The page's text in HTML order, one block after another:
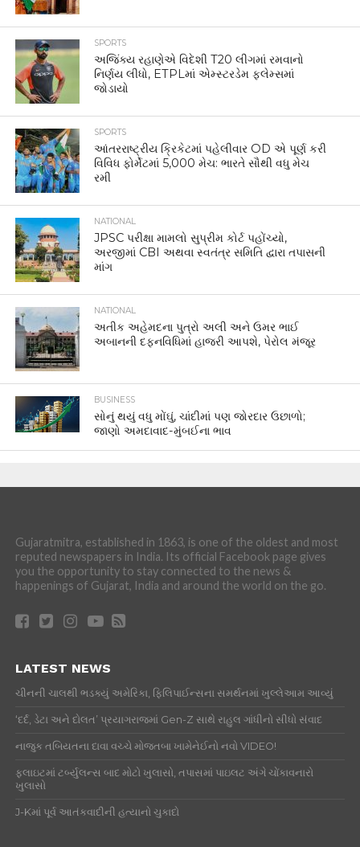
SPORTS
અજિંક્ય રહાણેએ વિદેશી T20 લીગમાં રમવાનો
નિર્ણય લીધો, ETPLમાં એમ્સ્ટરડેમ ફ્લેમ્સમાં
જોડાયો
SPORTS
આંતરરાષ્ટ્રીય ક્રિકેટમાં પહેલીવાર OD એ પૂર્ણ કરી
વિવિધ ફોર્મેટમાં 5,000 મેચ: ભારતે સૌથી વધુ મેચ
રમી
NATIONAL
JPSC પરીક્ષા મામલો સુપ્રીમ કોર્ટ પહોંચ્યો,
અરજીમાં CBI અથવા સ્વતંત્ર સમિતિ દ્વારા તપાસની
માંગ
NATIONAL
અતીક અહેમદના પુત્રો અલી અને ઉમર ભાઈ
અબાનની દફનવિધિમાં હાજરી આપશે, પેરોલ મંજૂર
BUSINESS
સોનું થયું વધુ મોંઘું, ચાંદીમાં પણ જોરદાર ઉછાળો;
જાણો અમદાવાદ-મુંબઈના ભાવ
Gujaratmitra, established in 1863, is one of the oldest and most
reputed newspapers in India. Its official Facebook page gives
you the opportunity to stay connected to the news &
happenings of Gujarat, India and around the world on the go.
LATEST NEWS
ચીનની ચાલથી ભડક્યું અમેરિકા, ફિલિપાઈન્સના સમર્થનમાં ખુલ્લેઆમ આવ્યું
‘દર્દ, ડેટા અને દોલત’ પ્રયાગરાજમાં Gen-Z સાથે રાહુલ ગાંધીનો સીધો સંવાદ
નાજુક તબિયતના દાવા વચ્ચે મોજતબા ખામેનેઈનો નવો VIDEO!
ફ્લાઇટમાં ટર્બ્યુલન્સ બાદ મોટો ખુલાસો, તપાસમાં પાઇલટ અંગે ચોંકાવનારો
ખુલાસો
J-Kમાં પૂર્વ આતંકવાદીની હત્યાનો ચુકાદો